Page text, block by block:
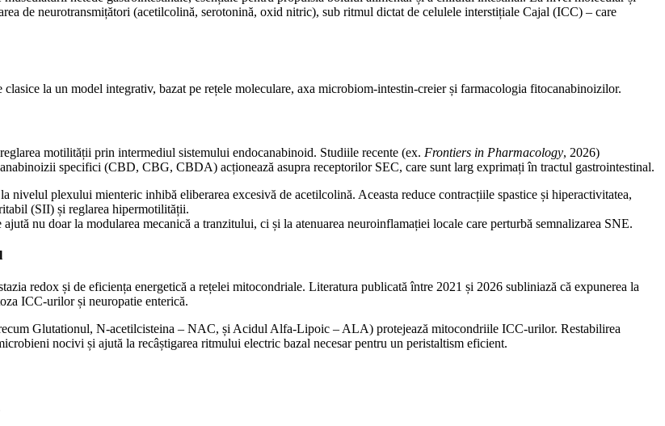
de neurotransmițători (acetilcolină, serotonină, oxid nitric), sub ritmul dictat de celulele interstițiale Cajal (ICC) – care
la un model integrativ, bazat pe rețele moleculare, axa microbiom-intestin-creier și farmacologia fitocanabinoizilor.
motilității prin intermediul sistemului endocanabinoid. Studiile recente (ex. Frontiers in Pharmacology, 2026)
specifici (CBD, CBG, CBDA) acționează asupra receptorilor SEC, care sunt larg exprimați în tractul gastrointestinal.
nivelul plexului mienteric inhibă eliberarea excesivă de acetilcolină. Aceasta reduce contracțiile spastice și hiperactivitatea,
(SII) și reglarea hipermotilității.
nu doar la modularea mecanică a tranzitului, ci și la atenuarea neuroinflamației locale care perturbă semnalizarea SNE.
redox și de eficiența energetică a rețelei mitocondriale. Literatura publicată între 2021 și 2026 subliniază că expunerea la
ICC-urilor și neuropatie enterică.
Glutationul, N-acetilcisteina – NAC, și Acidul Alfa-Lipoic – ALA) protejează mitocondriile ICC-urilor. Restabilirea
nocivi și ajută la recâștigarea ritmului electric bazal necesar pentru un peristaltism eficient.